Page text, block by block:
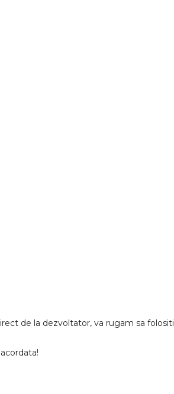
de la dezvoltator, va rugam sa folositi